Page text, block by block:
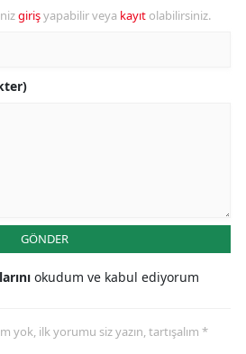
girişyapabilir veya kayıt olabilirsiniz.
GÖNDER
okudum ve kabul ediyorum
yok, ilk yorumu siz yazın, tartışalım *